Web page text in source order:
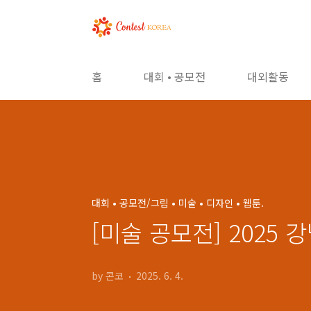
홈 대회 • 공모전 대외활동
대회 • 공모전/그림 • 미술 • 디자인 • 웹툰.
[미술 공모전] 2025
by 콘코 2025. 6. 4.